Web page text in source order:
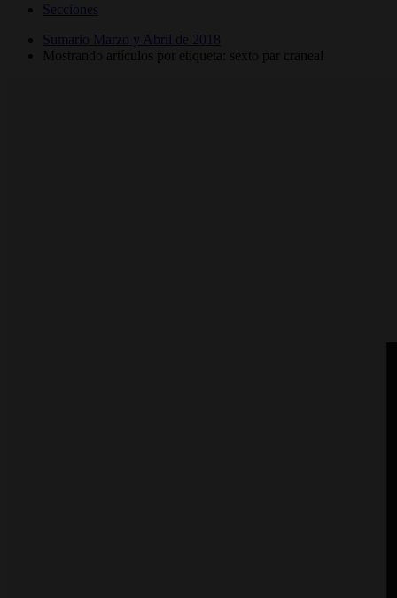
Secciones
Sumario Marzo y Abril de 2018
Mostrando artículos por etiqueta: sexto par craneal